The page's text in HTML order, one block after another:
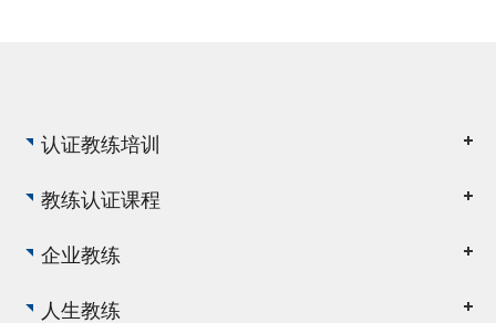
认证教练培训
教练认证课程
企业教练
人生教练